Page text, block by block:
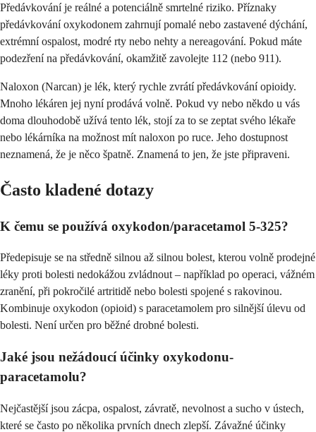
Předávkování je reálné a potenciálně smrtelné riziko. Příznaky
předávkování oxykodonem zahrnují pomalé nebo zastavené dýchání,
extrémní ospalost, modré rty nebo nehty a nereagování. Pokud máte
podezření na předávkování, okamžitě zavolejte 112 (nebo 911).
Naloxon (Narcan) je lék, který rychle zvrátí předávkování opioidy.
Mnoho lékáren jej nyní prodává volně. Pokud vy nebo někdo u vás
doma dlouhodobě užívá tento lék, stojí za to se zeptat svého lékaře
nebo lékárníka na možnost mít naloxon po ruce. Jeho dostupnost
neznamená, že je něco špatně. Znamená to jen, že jste připraveni.
Často kladené dotazy
K čemu se používá oxykodon/paracetamol 5-325?
Předepisuje se na středně silnou až silnou bolest, kterou volně prodejné
léky proti bolesti nedokážou zvládnout – například po operaci, vážném
zranění, při pokročilé artritidě nebo bolesti spojené s rakovinou.
Kombinuje oxykodon (opioid) s paracetamolem pro silnější úlevu od
bolesti. Není určen pro běžné drobné bolesti.
Jaké jsou nežádoucí účinky oxykodonu-
paracetamolu?
Nejčastější jsou zácpa, ospalost, závratě, nevolnost a sucho v ústech,
které se často po několika prvních dnech zlepší. Závažné účinky